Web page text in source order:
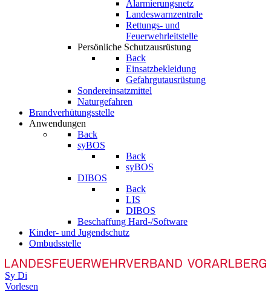
Alarmierungsnetz
Landeswarnzentrale
Rettungs- und
Feuerwehrleitstelle
Persönliche Schutzausrüstung
Back
Einsatzbekleidung
Gefahrgutausrüstung
Sondereinsatzmittel
Naturgefahren
Brandverhütungsstelle
Anwendungen
Back
syBOS
Back
syBOS
DIBOS
Back
LIS
DIBOS
Beschaffung Hard-/Software
Kinder- und Jugendschutz
Ombudsstelle
Sy Di
Vorlesen